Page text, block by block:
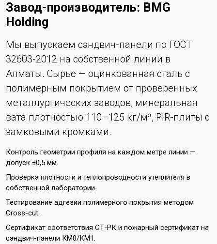
Завод-производитель: BMG
Holding
Мы выпускаем сэндвич-панели по ГОСТ
32603-2012 на собственной линии в
Алматы. Сырьё — оцинкованная сталь с
полимерным покрытием от проверенных
металлургических заводов, минеральная
вата плотностью 110–125 кг/м³, PIR-плиты с
замковыми кромками.
Контроль геометрии профиля на каждом метре линии —
допуск ±0,5 мм.
Проверка плотности и теплопроводности утеплителя в
собственной лаборатории.
Тестирование адгезии полимерного покрытия методом
Cross-cut.
Сертификат соответствия СТ-РК и пожарный сертификат на
сэндвич-панели КМ0/КМ1.